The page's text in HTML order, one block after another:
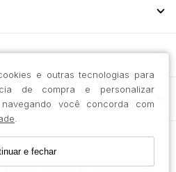
e outras tecnologias para
de compra e personalizar
você concorda com
.
e fechar
/ CNPJ: 45.936.777/0001-09